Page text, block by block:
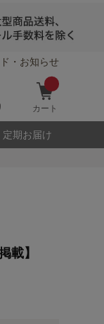
・お知らせ
カート
定期お届け
載】